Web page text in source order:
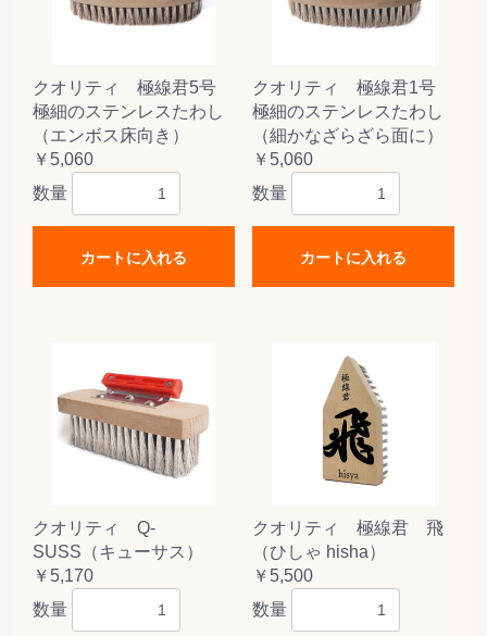
クオリティ 極線君5号
極細のステンレスたわし
（エンボス床向き）
￥5,060
数量
カートに入れる
クオリティ 極線君1号
極細のステンレスたわし
（細かなざらざら面に）
￥5,060
数量
カートに入れる
クオリティ Q-
SUSS（キューサス）
￥5,170
数量
クオリティ 極線君 飛
（ひしゃ hisha）
￥5,500
数量